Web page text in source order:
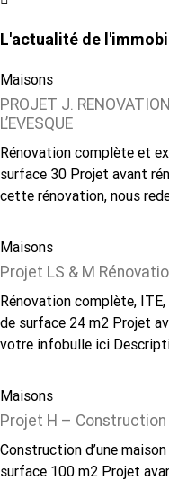
L'actualité de
Maisons
PROJET J.
L’EVESQUE
Rénovation complète et
surface 30 Projet avant
cette rénovation, nous
Maisons
Projet LS & M
Rénovation complète,
de surface 24 m2 Projet
votre infobulle ici
Maisons
Projet H – Construction
Construction d’une
surface 100 m2 Projet